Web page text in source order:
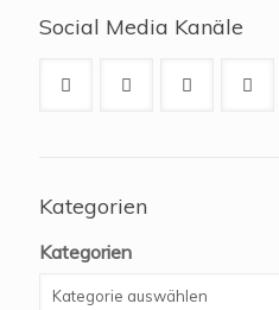
Social Media Kanäle
Kategorien
Kategorien